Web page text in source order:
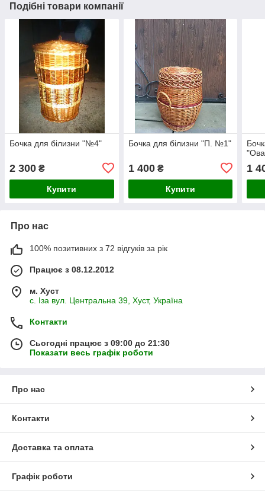
Подібні товари компанії
Бочка для білизни "№4"
2 300 ₴
Купити
Бочка для білизни "П. №1"
1 400₴
Купити
1
Про нас
100% позитивних з 72 відгуків за рік
Працює з 08.12.2012
м. Хуст
с. Іза вул. Центральна 39, Хуст, Україна
Контакти
Сьогодні працює з 09:00 до 21:30
Показати весь графік роботи
Про нас
Контакти
Доставка та оплата
Графік роботи